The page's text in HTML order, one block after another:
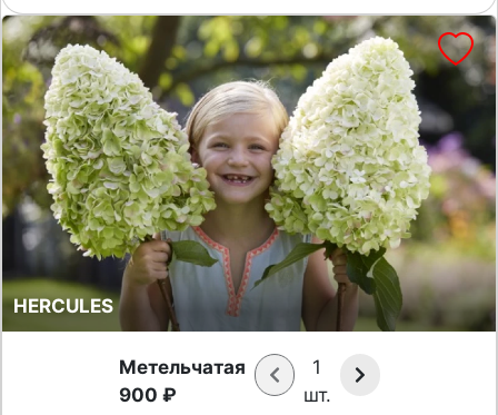
HERCULES
Метельчатая
900 ₽
1
шт.